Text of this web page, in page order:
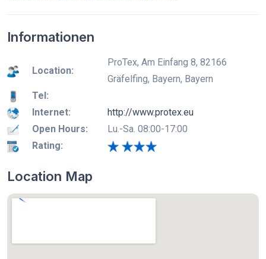
Informationen
Location:
ProTex, Am Einfang 8, 82166
Gräfelfing, Bayern, Bayern
Tel:
Internet:
http://www.protex.eu
Open Hours:
Lu.-Sa. 08:00-17:00
Rating:
Location Map